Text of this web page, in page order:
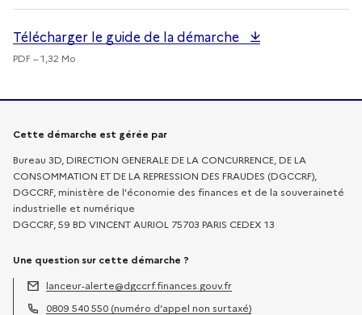
Télécharger le guide de la démarche
PDF – 1,32 Mo
Informations sur la démarche
Cette démarche est gérée par
Bureau 3D, DIRECTION GENERALE DE LA CONCURRENCE, DE LA
CONSOMMATION ET DE LA REPRESSION DES FRAUDES (DGCCRF),
DGCCRF, ministère de l'économie des finances et de la souveraineté
industrielle et numérique
DGCCRF, 59 BD VINCENT AURIOL 75703 PARIS CEDEX 13
Une question sur cette démarche ?
Adresse électronique :
lanceur-alerte@dgccrf.finances.gouv.fr
0809 540 550 (numéro d’appel non surtaxé)